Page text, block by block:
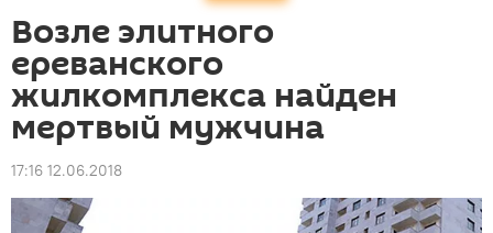
Возле элитного
ереванского
жилкомплекса найден
мертвый мужчина
17:16 12.06.2018